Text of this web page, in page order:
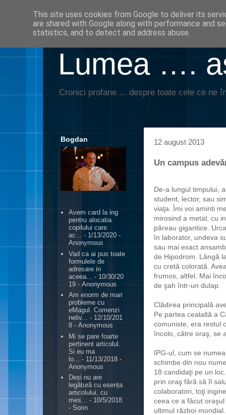
Lumea ….
Cronici profane ... despre toate cele ce ne
12 august 2013
Un campus
De-a lungul timpului,
student, lector, sau
viaţa. Îmi voi aminti
mirosind a metal, cu
păreau gigantice.
în laborator, undeva
sau mai exact
de Hipodrom. Lângă
cu cretă colorată.
frumos, altfel. Mai
de şah într-un dulap.
Clădirea principală
Pe partea cealaltă a
comuniste, era restul
încolo, către oraş, se
IPG-ul, cum se
schimbe din nou
18 candidaţi pe un
prin oraş fără să îl
colaboratori, toţi
ceea ce a făcut
ultimul război mondial.
Bogdan
Avem card la ing
pentru alocatia
copilului care
ac... - 1/13/2020 -
Anonymous
Vad ca ai pus toate
formulele de
adresare in
aceea...
- 10/30/20
19 - Anonymous
Am enorm de mari
probleme cu
eMagul. Comenzi
neliv... - 12/10/201
8 - Anonymous
Mi se pare foarte
pertinent articolul.
Si eu ma
lo...
- 11/13/2018 -
Anonymous
Deși nu are
legătură cu esența
articolului, cu
mes... - 10/5/2018
- Sorin
This site uses cookies from Google to deliver its
are shared with Google along with performance and
statistics, and to detect and address abuse.